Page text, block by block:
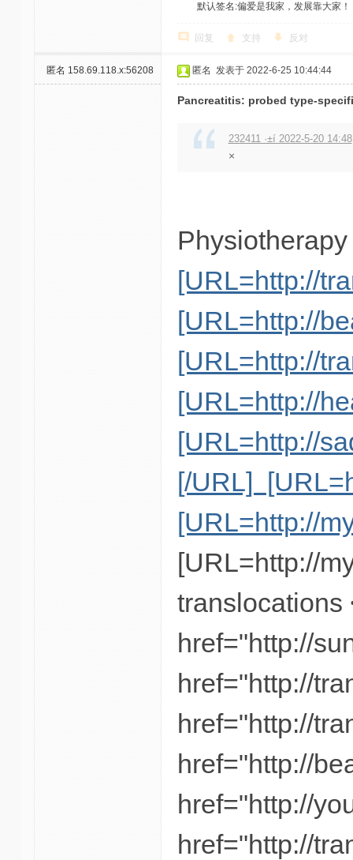
默认签名:偏爱是我家，发展靠大家
回复 支持 反对
匿名 158.69.118.x:56208 匿名 发表于 2022-6-25 10:44:44
Pancreatitis: probed type-
232411 ·±í 2022-5-20 14:48
×
[URL=http://
[URL=http://
[URL=http://
[URL=http://
[URL=http://
[/URL]
[URL=http://
[URL=http://
translocations
href="http://
href="http://
href="http://
href="http://
href="http://
href="http://